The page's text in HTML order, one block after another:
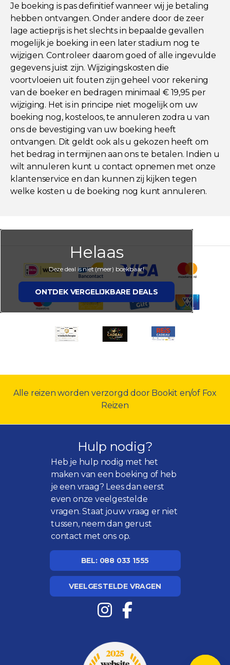
Je boeking is pas definitief wanneer wij je betaling
hebben ontvangen. Onder andere door de zeer
lage actieprijs is het slechts in bepaalde gevallen
mogelijk je boeking in een later stadium nog te
wijzigen. Controleer daarom goed of alle ingevulde
gegevens juist zijn. Wijzigingskosten die
voortvloeien uit fouten zijn geheel voor rekening
van de boeker en bedragen minimaal € 19,95 per
wijziging. Het is in principe niet mogelijk om uw
boeking nog, kosteloos, te annuleren zodra u van
ons de bevestiging van uw boeking heeft
ontvangen. Dit geldt ook als u gekozen heeft om
het bedrag in termijnen aan ons te betalen. Indien u
wilt annuleren kunt u contact opnemen met onze
klantenservice en dan kunnen zij kijken tegen
welke kosten u de boeking nog kunt annuleren.
Helaas
Deze deal is niet (meer) boekbaar!
ONTDEK VERGELIJKBARE DEALS
Alle reizen worden verzorgd door Bookit en/of Fox
Reizen
Hulp nodig?
Heb je hulp nodig met het
maken van een boeking of heb
je een vraag? Lees dan eerst
even onzeveelgestelde
vragen. Staat jouw vraag er niet
tussen, neem dan gerust
contact met ons op.
BEL: 088 033 1555
VEELGESTELDE VRAGEN